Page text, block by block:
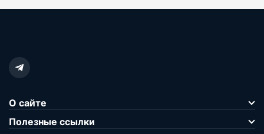
О сайте
Полезные ссылки